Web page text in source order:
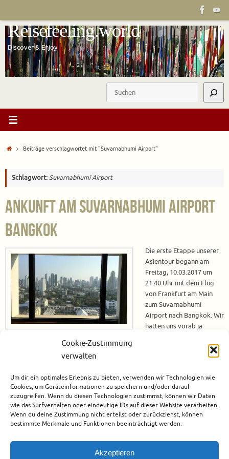
Cookie-Zustimmung
verwalten
Um dir ein optimales Erlebnis zu bieten, verwenden wir Technologien wie
Cookies, um Geräteinformationen zu speichern und/oder darauf
zuzugreifen. Wenn du diesen Technologien zustimmst, können wir Daten
wie das Surfverhalten oder eindeutige IDs auf dieser Website verarbeiten.
Wenn du deine Zustimmung nicht erteilst oder zurückziehst, können
bestimmte Merkmale und Funktionen beeinträchtigt werden.
Akzeptieren
springen
Reisefeeling.world
Discover & Enjoy
StartBeiträge verschlagwortet mit "Suvarnabhumi Airport"
Schlagwort:Suvarnabhumi Airport
Ankunft am Suvarnabhumi Airport
Bangkok
Die erste Etappe unserer
Asientour begann am
Freitag, 10.03.2017 um
21:40 Uhr mit dem Flug
von Frankfurt am Main
zum Suvarnabhumi
Airport nach Bangkok. Wir
hatten uns vorab ja
etwas mehr Geld in die Hand zu nehmen und in der Premium Economy zu
fliegen, damit wir auf dem langen Flug gemütlich sitzen und vielleicht
nicht so…
Weiterlesen
April 4, 2017 Asien,Thailand 0